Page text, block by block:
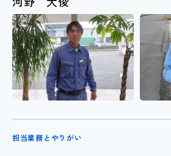
担当業務とやりがい